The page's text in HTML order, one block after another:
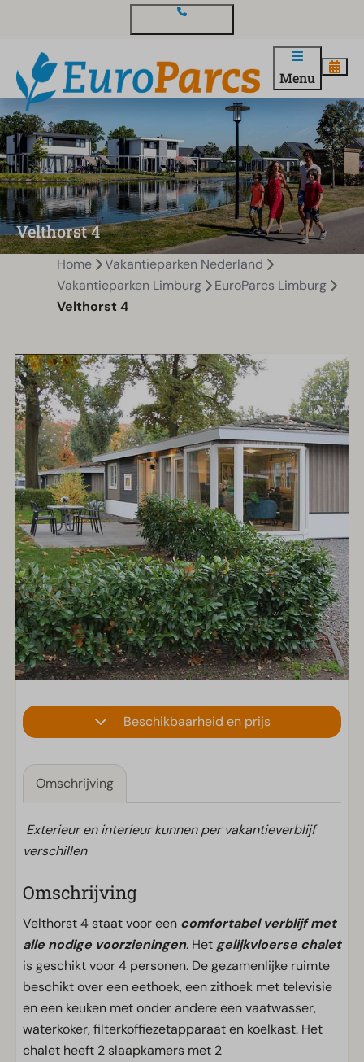
Menu
Velthorst 4
Home
Vakantieparken Nederland
Vakantieparken Limburg
EuroParcs Limburg
Velthorst 4
Beschikbaarheid en prijs
Omschrijving
Exterieur en interieur kunnen per vakantieverblijf
verschillen
Omschrijving
Velthorst 4 staat voor een comfortabel verblijf met
alle nodige voorzieningen. Het gelijkvloerse chalet
is geschikt voor 4 personen. De gezamenlijke ruimte
beschikt over een eethoek, een zithoek met televisie
en een keuken met onder andere een vaatwasser,
waterkoker, filterkoffiezetapparaat en koelkast. Het
chalet heeft 2 slaapkamers met 2